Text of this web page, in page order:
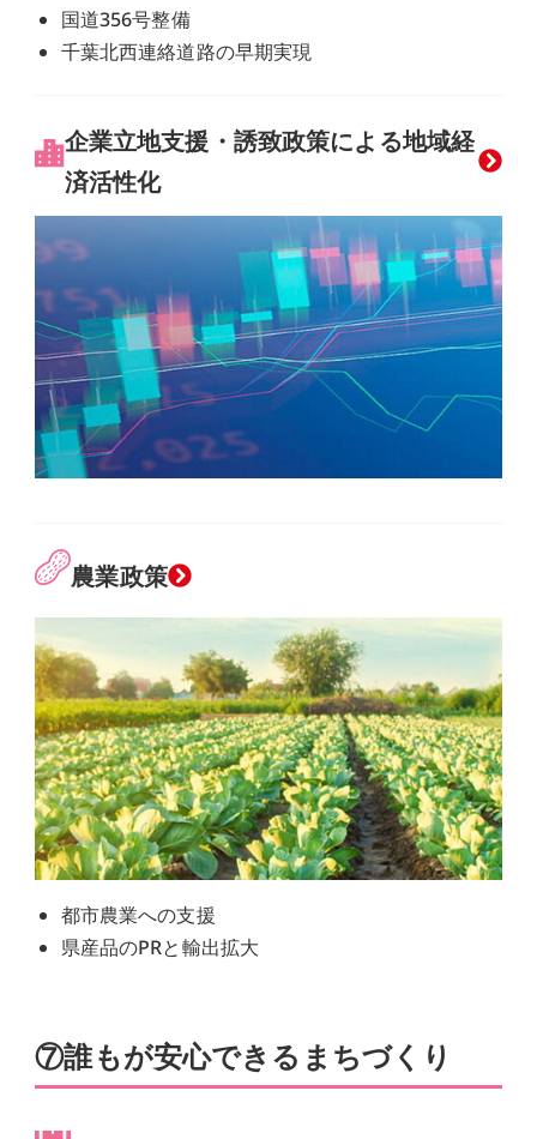
国道356号整備
千葉北西連絡道路の早期実現
企業立地支援・誘致政策による地域経
済活性化
農業政策
都市農業への支援
県産品のPRと輸出拡大
⑦誰もが安心できるまちづくり